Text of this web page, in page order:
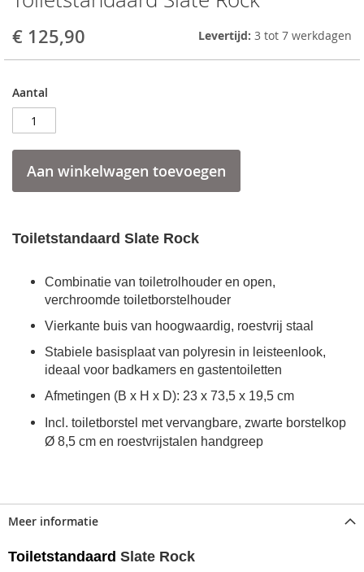
€ 125,90 Levertijd: 3 tot 7 werkdagen
Aantal
Aan winkelwagen toevoegen
Toiletstandaard Slate Rock
Combinatie van toiletrolhouder en open,
verchroomde toiletborstelhouder
Vierkante buis van hoogwaardig, roestvrij staal
Stabiele basisplaat van polyresin in leisteenlook,
ideaal voor badkamers en gastentoiletten
Afmetingen (B x H x D): 23 x 73,5 x 19,5 cm
Incl. toiletborstel met vervangbare, zwarte borstelkop
Ø 8,5 cm en roestvrijstalen handgreep
to
the
beginning
of
images
gallery
Meer informatie
Toiletstandaard Slate Rock